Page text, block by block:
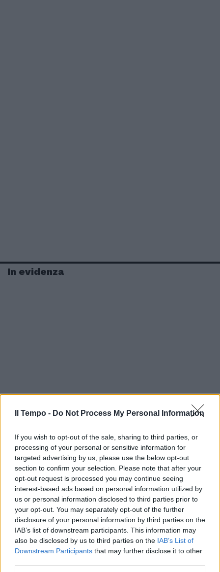
Il Tempo - Do Not Process My Personal Information
If you wish to opt-out of the sale, sharing to third parties, or
processing of your personal or sensitive information for
targeted advertising by us, please use the below opt-out
section to confirm your selection. Please note that after your
opt-out request is processed you may continue seeing
interest-based ads based on personal information utilized by
us or personal information disclosed to third parties prior to
your opt-out. You may separately opt-out of the further
disclosure of your personal information by third parties on the
IAB’s list of downstream participants. This information may
also be disclosed by us to third parties on the IAB’s List of
Downstream Participants that may further disclose it to other
In evidenza